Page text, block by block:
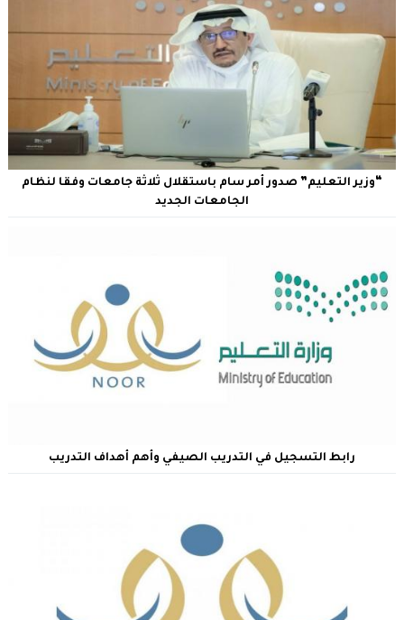
“وزير التعليم” صدور أمر سام باستقلال ثلاثة جامعات وفقا لنظام
الجامعات الجديد
رابط التسجيل في التدريب الصيفي وأهم أهداف التدريب